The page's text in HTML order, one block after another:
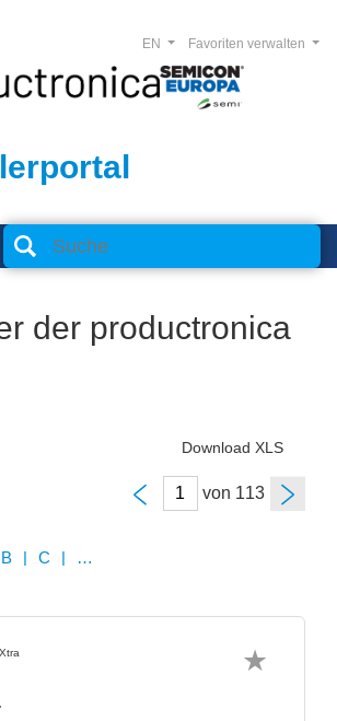
Favoriten verwalten
EN
der productronica
Download XLS
von
| P | Q | R | S | T | U | V | W | X | Y | Z